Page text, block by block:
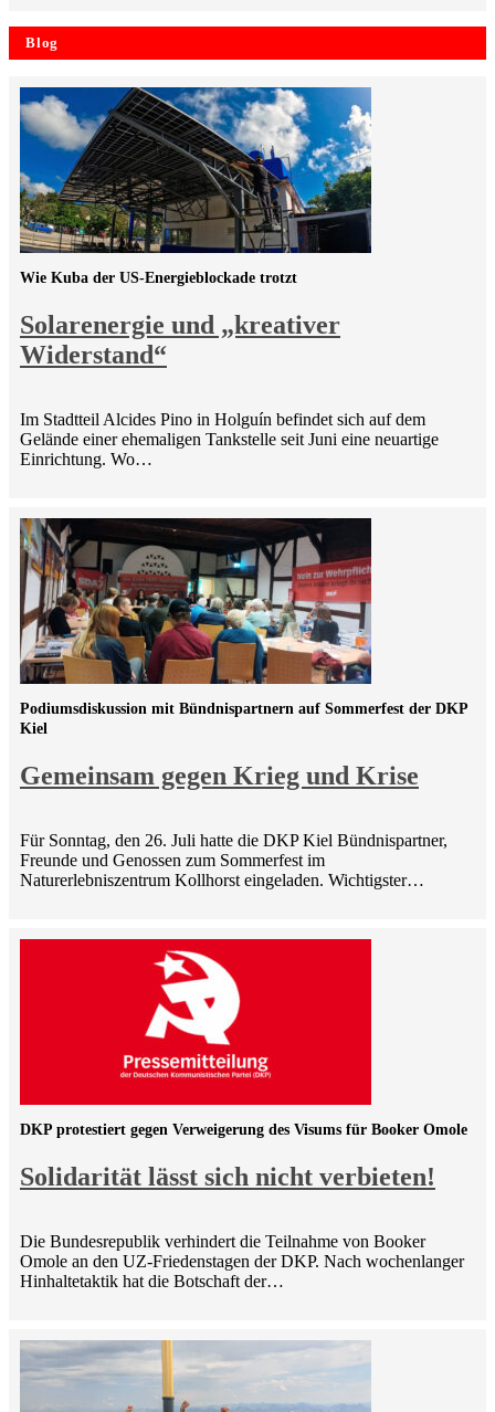
Blog
Solarenergie und „kreativer
Widerstand“
Wie Kuba der US-Energieblockade trotzt
Im Stadtteil Alcides Pino in Holguín befindet sich auf dem
Gelände einer ehemaligen Tankstelle seit Juni eine neuartige
Einrichtung. Wo…
Gemeinsam gegen Krieg und Krise
Podiumsdiskussion mit Bündnispartnern auf Sommerfest der DKP
Kiel
Für Sonntag, den 26. Juli hatte die DKP Kiel Bündnispartner,
Freunde und Genossen zum Sommerfest im
Naturerlebniszentrum Kollhorst eingeladen. Wichtigster…
Solidarität lässt sich nicht verbieten!
DKP protestiert gegen Verweigerung des Visums für Booker Omole
Die Bundesrepublik verhindert die Teilnahme von Booker
Omole an den UZ-Friedenstagen der DKP. Nach wochenlanger
Hinhaltetaktik hat die Botschaft der…